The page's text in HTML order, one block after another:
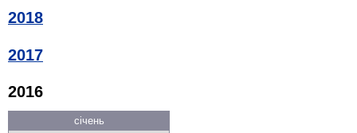
2018
2017
2016
січень